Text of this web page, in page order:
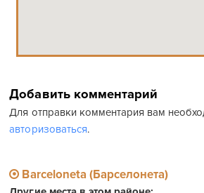
Добавить комментарий
Для отправки комментария вам
авторизоваться.
Barceloneta (Барселонета)